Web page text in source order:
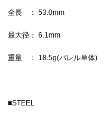
全長 ： 53.0mm
最大径： 6.1mm
重量 ： 18.5g(バレル単体)
■STEEL